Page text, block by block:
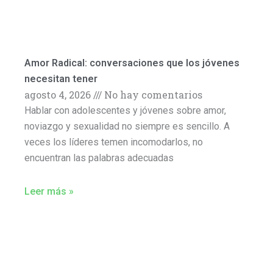
Amor Radical: conversaciones que los jóvenes
necesitan tener
agosto 4, 2026 No hay comentarios
Hablar con adolescentes y jóvenes sobre amor,
noviazgo y sexualidad no siempre es sencillo. A
veces los líderes temen incomodarlos, no
encuentran las palabras adecuadas
Leer más »